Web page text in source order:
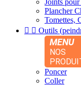
Joints
Plancher
Tomettes,
  Outils
MENU
NOS
Poncer
Coller